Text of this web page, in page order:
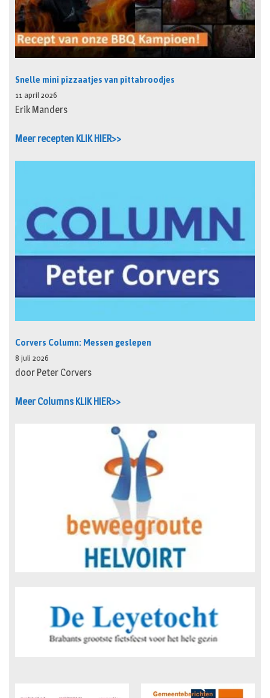
Snelle mini pizzaatjes van pittabroodjes
11 april 2026
Erik Manders
Meer recepten KLIK HIER>>
Corvers Column: Messen geslepen
8 juli 2026
door Peter Corvers
Meer Columns KLIK HIER>>